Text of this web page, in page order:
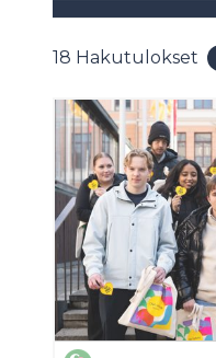
18 Hakutulokset